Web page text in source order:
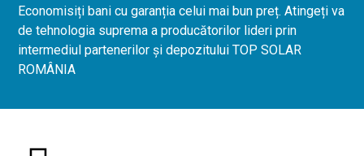
Economisiți bani cu garanția celui mai bun preț. Atingeți va
de tehnologia suprema a producătorilor lideri prin
intermediul partenerilor și depozitului TOP SOLAR
ROMÂNIA